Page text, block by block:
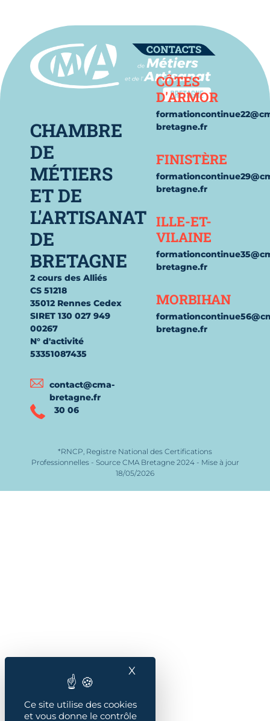
Ce site utilise des cookies
et vous donne le contrôle
X
CHAMBRE
DE
MÉTIERS
ET DE
L'ARTISANAT
DE
BRETAGNE
2 cours des Alliés
CS 51218
35012 Rennes Cedex
SIRET 130 027 949
00267
N° d'activité
53351087435
contact@cma-
bretagne.fr
30 06
Contact
CÔTES
D'ARMOR
bretagne.fr
FINISTÈRE
bretagne.fr
ILLE-ET-
VILAINE
bretagne.fr
MORBIHAN
bretagne.fr
*RNCP, Registre National des Certifications
Professionnelles - Source CMA Bretagne 2024 - Mise à jour
18/05/2026